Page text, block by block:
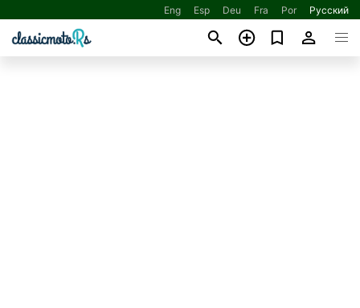
Eng Esp Deu Fra Por Русский